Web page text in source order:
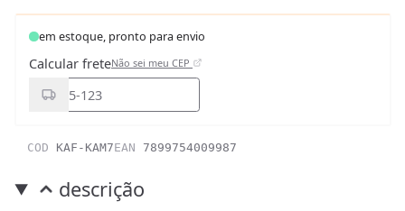
em estoque, pronto para envio
Calcular freteNão sei meu CEP
COD KAF-KAM7EAN 7899754009987
descrição